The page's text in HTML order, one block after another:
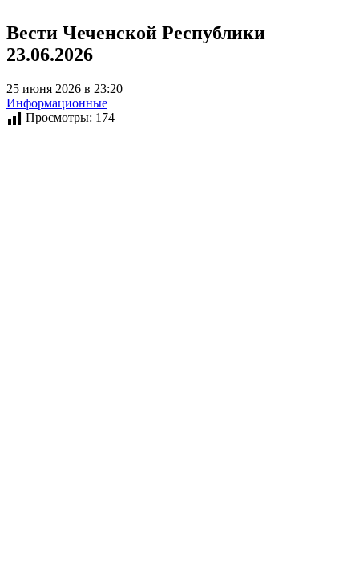
Вести Чеченской Республики
23.06.2026
25 июня 2026 в 23:20
Информационные
Просмотры: 174